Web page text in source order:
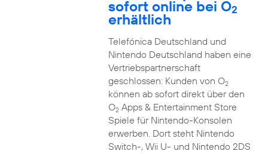
sofort online bei O2
erhältlich
Telefónica Deutschland und
Nintendo Deutschland haben eine
Vertriebspartnerschaft
geschlossen: Kunden von O2
können ab sofort direkt über den
O2Apps & Entertainment Store
Spiele für Nintendo-Konsolen
erwerben. Dort steht Nintendo
Switch-, Wii U- und Nintendo 2DS